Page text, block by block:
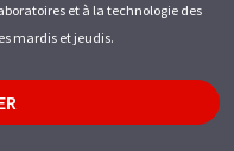
et à la technologie des
mardis et jeudis.